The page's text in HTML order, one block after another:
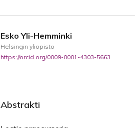
Esko Yli-Hemminki
Helsingin yliopisto
https://orcid.org/0009-0001-4303-5663
Abstrakti